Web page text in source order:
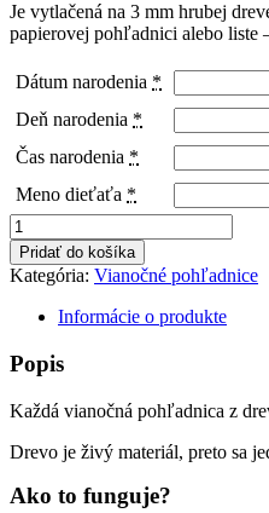
Je vytlačená na 3 mm hrubej
papierovej pohľadnici alebo liste
Dátum narodenia *
Deň narodenia *
Čas narodenia *
Meno dieťaťa *
množstvo
Vianočná
pohľadnica
-
Vianočný
Pridať do košíka
Kategória: Vianočné pohľadnice
Informácie o produkte
Popis
Každá vianočná pohľadnica z
Drevo je živý materiál, preto sa
Ako to funguje?